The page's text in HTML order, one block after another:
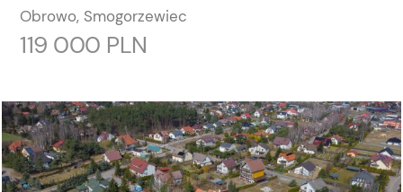
Obrowo, Smogorzewiec
119 000 PLN